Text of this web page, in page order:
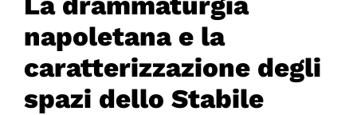
napoletana e la
caratterizzazione degli
spazi dello Stabile